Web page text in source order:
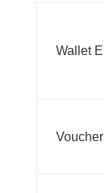
Wallet